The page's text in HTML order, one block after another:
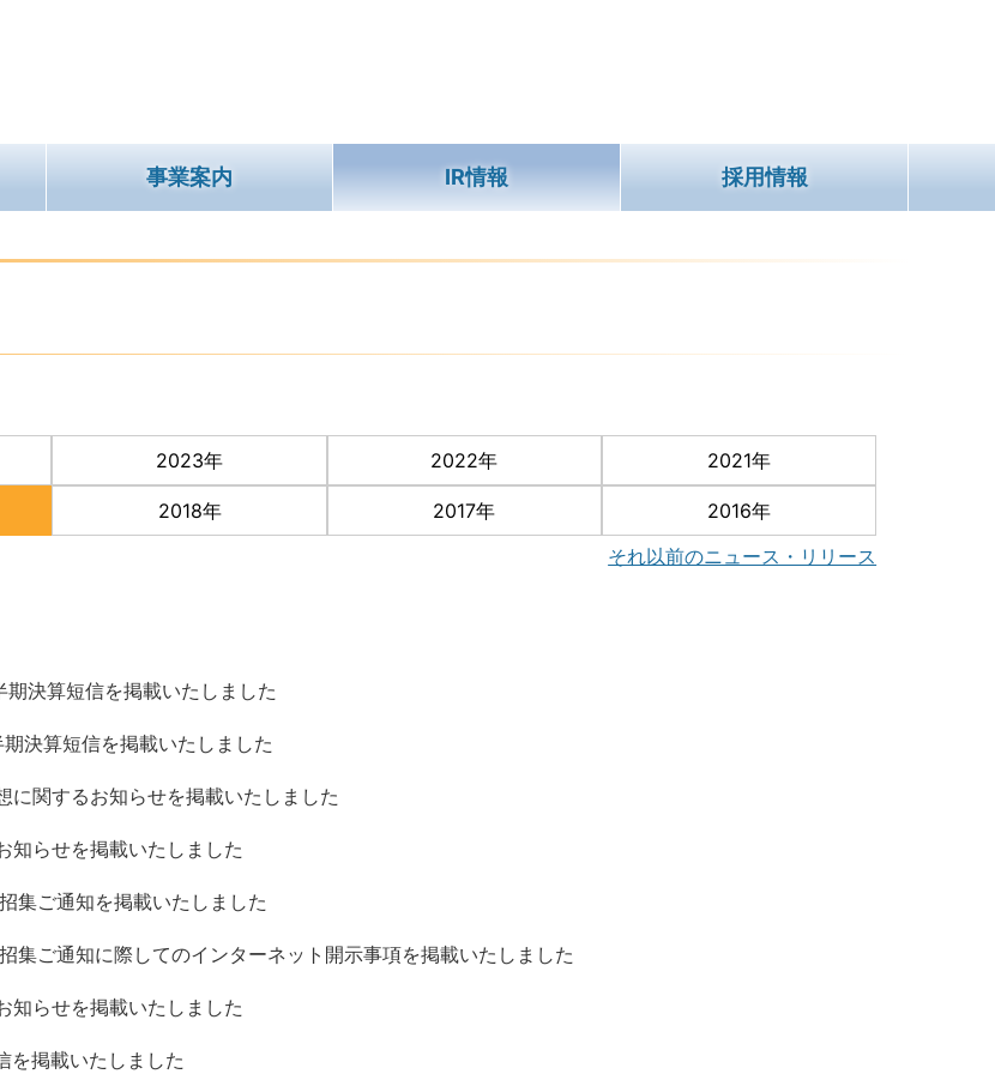
事業案内 IR情報 採用情報
2023年 2022年 2021年
2018年 2017年
2016年
それ以前のニュース・リリース
決算短信を掲載いたしました
決算短信を掲載いたしました
に関するお知らせを掲載いたしました
知らせを掲載いたしました
集ご通知を掲載いたしました
集ご通知に際してのインターネット開示事項を掲載いたしました
知らせを掲載いたしました
を掲載いたしました